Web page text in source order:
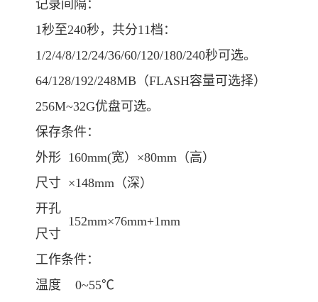
记录间隔：
1秒至240秒，共分11档：
1/2/4/8/12/24/36/60/120/180/240秒可选。
64/128/192/248MB（FLASH容量可选择）
256M~32G优盘可选。
保存条件：
外形
尺寸
160mm(宽）×80mm（高）
×148mm（深）
开孔
尺寸
152mm×76mm+1mm
工作条件：
温度
0~55℃